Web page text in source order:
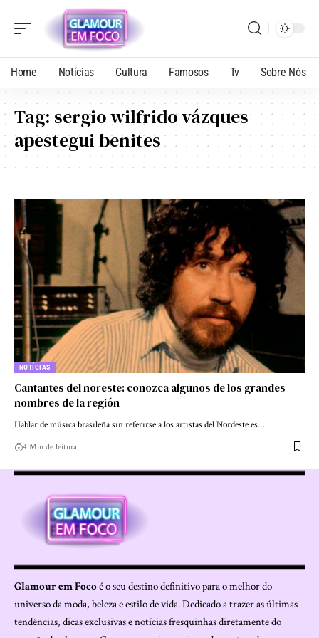
Home Notícias Cultura Famosos Tv Sobre Nós
Tag: sergio wilfrido vázques
apestegui benites
NOTÍCIAS
Cantantes del noreste: conozca algunos de los grandes
nombres de la región
Hablar de música brasileña sin referirse a los artistas del Nordeste es…
4 Min de leitura
Glamour em Focoé o seu destino definitivo para o melhor do
universo da moda, beleza e estilo de vida. Dedicado a trazer as últimas
tendências, dicas exclusivas e notícias fresquinhas diretamente do